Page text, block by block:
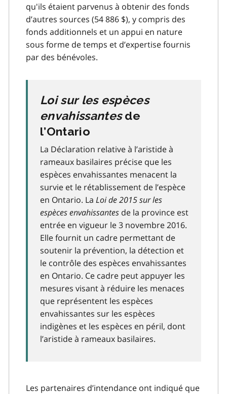
qu'ils étaient parvenus à obtenir des fonds
d’autres sources (54 886 $), y compris des
fonds additionnels et un appui en nature
sous forme de temps et d’expertise fournis
par des bénévoles.
Loi sur les espèces
envahissantesde
l’Ontario
La Déclaration relative à l’aristide à
rameaux basilaires précise que les
espèces envahissantes menacent la
survie et le rétablissement de l’espèce
en Ontario. La Loi de 2015 sur les
espèces envahissantes de la province est
entrée en vigueur le 3 novembre 2016.
Elle fournit un cadre permettant de
soutenir la prévention, la détection et
le contrôle des espèces envahissantes
en Ontario. Ce cadre peut appuyer les
mesures visant à réduire les menaces
que représentent les espèces
envahissantes sur les espèces
indigènes et les espèces en péril, dont
l’aristide à rameaux basilaires.
Les partenaires d’intendance ont indiqué que